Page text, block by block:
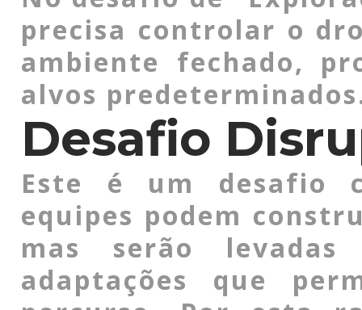
precisa controlar o
ambiente fechado,
alvos
Desafio
Este é um desafio
equipes podem
mas serão
adaptações que